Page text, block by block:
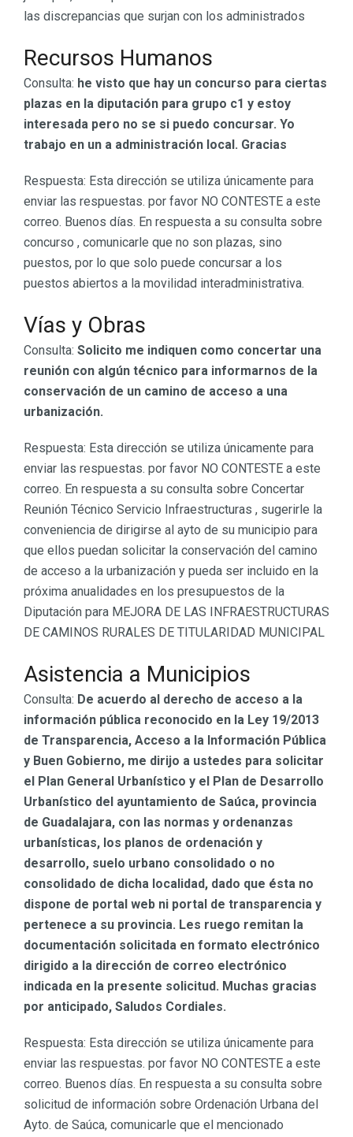
las discrepancias que surjan con los administrados
Recursos Humanos
Consulta: he visto que hay un concurso para ciertas
plazas en la diputación para grupo c1 y estoy
interesada pero no se si puedo concursar. Yo
trabajo en un a administración local. Gracias
Respuesta: Esta dirección se utiliza únicamente para
enviar las respuestas. por favor NO CONTESTE a este
correo. Buenos días. En respuesta a su consulta sobre
concurso , comunicarle que no son plazas, sino
puestos, por lo que solo puede concursar a los
puestos abiertos a la movilidad interadministrativa.
Vías y Obras
Consulta: Solicito me indiquen como concertar una
reunión con algún técnico para informarnos de la
conservación de un camino de acceso a una
urbanización.
Respuesta: Esta dirección se utiliza únicamente para
enviar las respuestas. por favor NO CONTESTE a este
correo. En respuesta a su consulta sobre Concertar
Reunión Técnico Servicio Infraestructuras , sugerirle la
conveniencia de dirigirse al ayto de su municipio para
que ellos puedan solicitar la conservación del camino
de acceso a la urbanización y pueda ser incluido en la
próxima anualidades en los presupuestos de la
Diputación para MEJORA DE LAS INFRAESTRUCTURAS
DE CAMINOS RURALES DE TITULARIDAD MUNICIPAL
Asistencia a Municipios
Consulta: De acuerdo al derecho de acceso a la
información pública reconocido en la Ley 19/2013
de Transparencia, Acceso a la Información Pública
y Buen Gobierno, me dirijo a ustedes para solicitar
el Plan General Urbanístico y el Plan de Desarrollo
Urbanístico del ayuntamiento de Saúca, provincia
de Guadalajara, con las normas y ordenanzas
urbanísticas, los planos de ordenación y
desarrollo, suelo urbano consolidado o no
consolidado de dicha localidad, dado que ésta no
dispone de portal web ni portal de transparencia y
pertenece a su provincia. Les ruego remitan la
documentación solicitada en formato electrónico
dirigido a la dirección de correo electrónico
indicada en la presente solicitud. Muchas gracias
por anticipado, Saludos Cordiales.
Respuesta: Esta dirección se utiliza únicamente para
enviar las respuestas. por favor NO CONTESTE a este
correo. Buenos días. En respuesta a su consulta sobre
solicitud de información sobre Ordenación Urbana del
Ayto. de Saúca, comunicarle que el mencionado